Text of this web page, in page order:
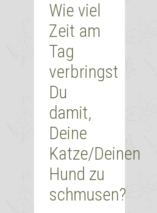
Wie viel
Zeit am
Tag
verbringst
Du
damit,
Deine
Katze/Deinen
Hund zu
schmusen?